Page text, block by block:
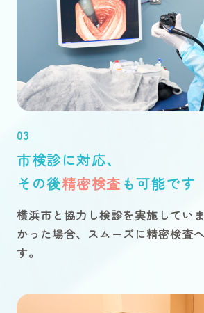
03
市検診に対応、
その後精密検査 も可能です
横浜市と協力し検診を実施してい
かった場合、スムーズに精密検査
す。